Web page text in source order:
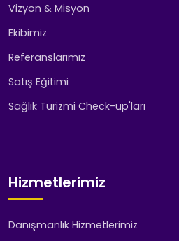
Vizyon & Misyon
Ekibimiz
Referanslarımız
Satış Eğitimi
Sağlık Turizmi Check-up'ları
Hizmetlerimiz
Danışmanlık Hizmetlerimiz